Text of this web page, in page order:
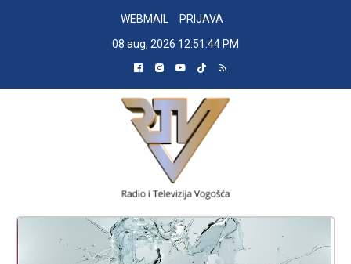
WEBMAIL
PRIJAVA
08 aug, 2026 12:51:45 PM
RADIO TELEVIZIJA VOGOŠĆA